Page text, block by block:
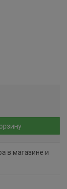
в магазине и